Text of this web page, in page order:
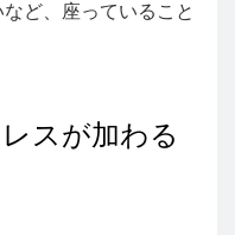
ど、座っていること
スが加わる